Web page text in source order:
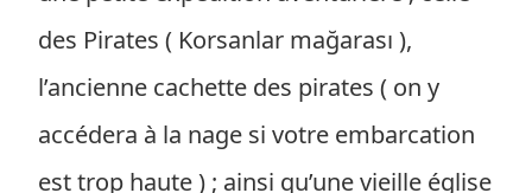
des Pirates ( Korsanlar mağarası ),
l’ancienne cachette des pirates ( on y
accédera à la nage si votre embarcation
est trop haute ) ; ainsi qu’une vieille église